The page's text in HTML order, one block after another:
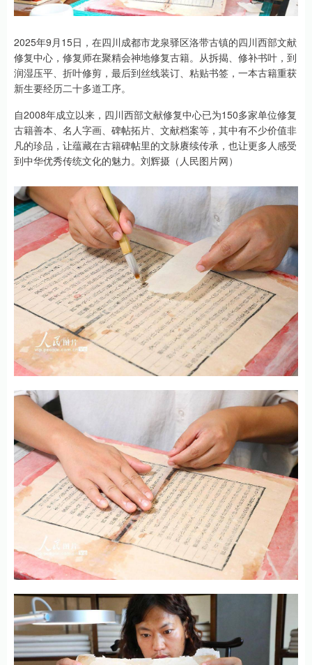
2025年9月15日，在四川成都市龙泉驿区洛带古镇的四川西部文献
修复中心，修复师在聚精会神地修复古籍。从拆揭、修补书叶，到
润湿压平、折叶修剪，最后到丝线装订、粘贴书签，一本古籍重获
新生要经历二十多道工序。
自2008年成立以来，四川西部文献修复中心已为150多家单位修复
古籍善本、名人字画、碑帖拓片、文献档案等，其中有不少价值非
凡的珍品，让蕴藏在古籍碑帖里的文脉赓续传承，也让更多人感受
到中华优秀传统文化的魅力。刘辉摄（人民图片网）